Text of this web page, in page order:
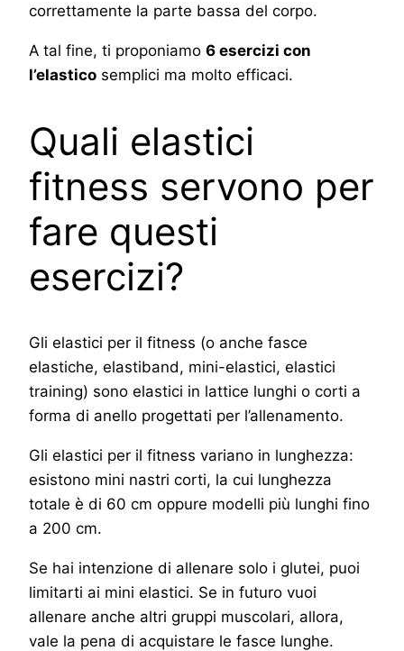
correttamente la parte bassa del corpo.
A tal fine, ti proponiamo 6 esercizi con
l’elastico semplici ma molto efficaci.
Quali elastici
fitness servono per
fare questi
esercizi?
Gli elastici per il fitness (o anche fasce
elastiche, elastiband, mini-elastici, elastici
training) sono elastici in lattice lunghi o corti a
forma di anello progettati per l’allenamento.
Gli elastici per il fitness variano in lunghezza:
esistono mini nastri corti, la cui lunghezza
totale è di 60 cm oppure modelli più lunghi fino
a 200 cm.
Se hai intenzione di allenare solo i glutei, puoi
limitarti ai mini elastici. Se in futuro vuoi
allenare anche altri gruppi muscolari, allora,
vale la pena di acquistare le fasce lunghe.